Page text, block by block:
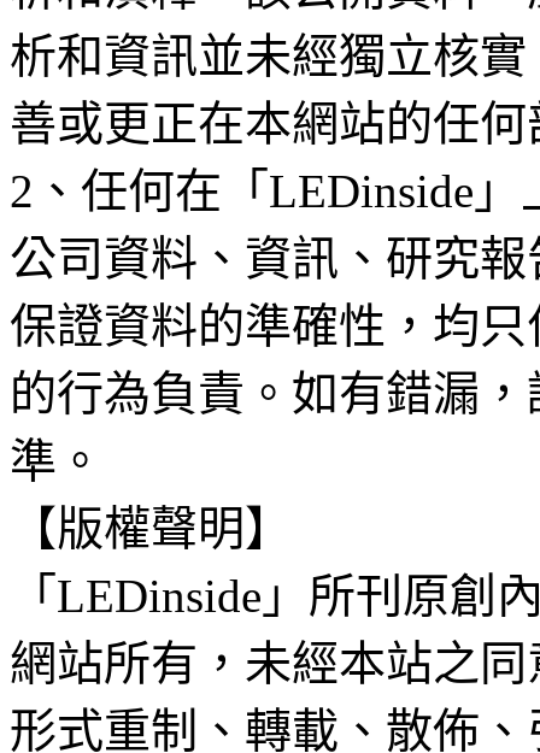
析和資訊並未經獨立核
善或更正在本網站的任
2、任何在「LEDinside
公司資料、資訊、研究
保證資料的準確性，均
的行為負責。如有錯漏
準。
【版權聲明】
「LEDinside」所刊原創
網站所有，未經本站之
形式重制、轉載、散佈